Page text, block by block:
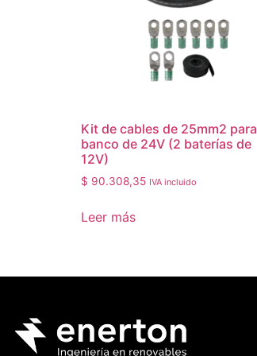
Kit de cables de 25mm2 para
banco de 24V (2 baterías de
12V)
$ 90.308,35 IVA incluido
Leer más